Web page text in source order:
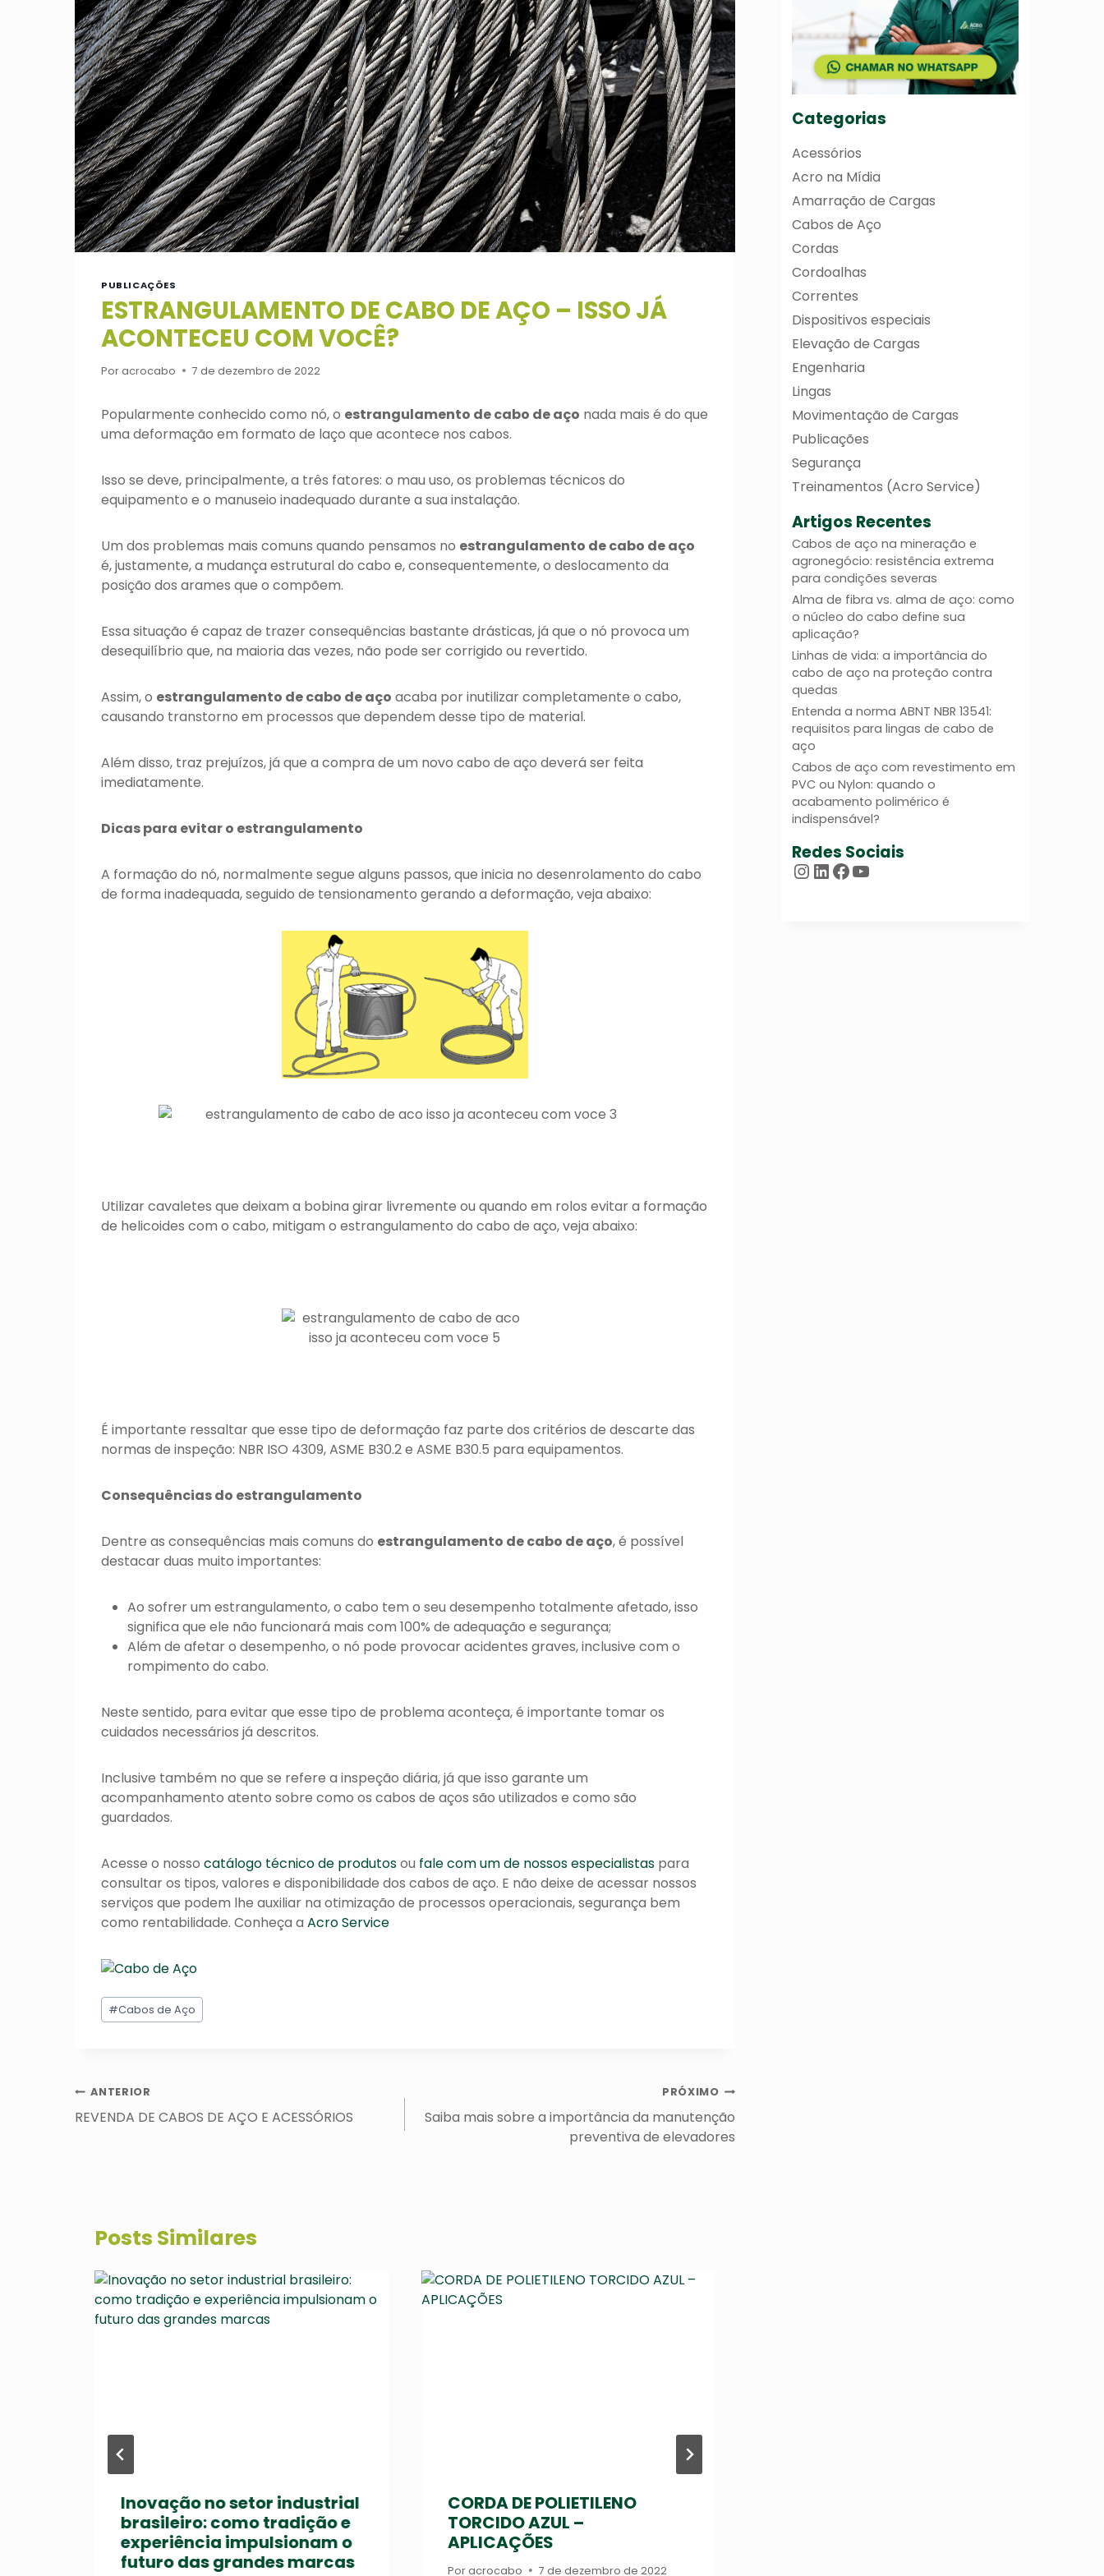
PUBLICAÇÕES
ESTRANGULAMENTO DE CABO DE AÇO – ISSO JÁ
ACONTECEU COM VOCÊ?
Poracrocabo 7 de dezembro de 2022
Popularmente conhecido como nó, o estrangulamento de cabo de aço nada mais é do que
uma deformação em formato de laço que acontece nos cabos.
Isso se deve, principalmente, a três fatores: o mau uso, os problemas técnicos do
equipamento e o manuseio inadequado durante a sua instalação.
Um dos problemas mais comuns quando pensamos no estrangulamento de cabo de aço
é, justamente, a mudança estrutural do cabo e, consequentemente, o deslocamento da
posição dos arames que o compõem.
Essa situação é capaz de trazer consequências bastante drásticas, já que o nó provoca um
desequilíbrio que, na maioria das vezes, não pode ser corrigido ou revertido.
Assim, o estrangulamento de cabo de aço acaba por inutilizar completamente o cabo,
causando transtorno em processos que dependem desse tipo de material.
Além disso, traz prejuízos, já que a compra de um novo cabo de aço deverá ser feita
imediatamente.
Dicas para evitar o estrangulamento
A formação do nó, normalmente segue alguns passos, que inicia no desenrolamento do cabo
de forma inadequada, seguido de tensionamento gerando a deformação, veja abaixo:
Utilizar cavaletes que deixam a bobina girar livremente ou quando em rolos evitar a formação
de helicoides com o cabo, mitigam o estrangulamento do cabo de aço, veja abaixo:
É importante ressaltar que esse tipo de deformação faz parte dos critérios de descarte das
normas de inspeção: NBR ISO 4309, ASME B30.2 e ASME B30.5 para equipamentos.
Consequências do estrangulamento
Dentre as consequências mais comuns do estrangulamento de cabo de aço, é possível
destacar duas muito importantes:
Ao sofrer um estrangulamento, o cabo tem o seu desempenho totalmente afetado, isso
significa que ele não funcionará mais com 100% de adequação e segurança;
Além de afetar o desempenho, o nó pode provocar acidentes graves, inclusive com o
rompimento do cabo.
Neste sentido, para evitar que esse tipo de problema aconteça, é importante tomar os
cuidados necessários já descritos.
Inclusive também no que se refere a inspeção diária, já que isso garante um
acompanhamento atento sobre como os cabos de aços são utilizados e como são
guardados.
Acesse o nossocatálogo técnico de produtosou fale com um de nossos especialistas para
consultar os tipos, valores e disponibilidade dos cabos de aço. E não deixe de acessar nossos
serviços que podem lhe auxiliar na otimização de processos operacionais, segurança bem
como rentabilidade. Conheça aAcro Service
Tags
do
#Cabos de Aço
Navegação
de
ANTERIOR
REVENDA DE CABOS DE AÇO E ACESSÓRIOS
PRÓXIMO
Saiba mais sobre a importância da manutenção
preventiva de elevadores
Posts Similares
Inovação no setor industrial
brasileiro: como tradição e
experiência impulsionam o
futuro das grandes marcas
CORDA DE POLIETILENO
TORCIDO AZUL –
APLICAÇÕES
Poracrocabo 7 de dezembro de 2022
Categorias
Acessórios
Acro na Mídia
Amarração de Cargas
Cabos de Aço
Cordas
Cordoalhas
Correntes
Dispositivos especiais
Elevação de Cargas
Engenharia
Lingas
Movimentação de Cargas
Publicações
Segurança
Treinamentos (Acro Service)
Artigos Recentes
Cabos de aço na mineração e
agronegócio: resistência extrema
para condições severas
Alma de fibra vs. alma de aço: como
o núcleo do cabo define sua
aplicação?
Linhas de vida: a importância do
cabo de aço na proteção contra
quedas
Entenda a norma ABNT NBR 13541:
requisitos para lingas de cabo de
aço
Cabos de aço com revestimento em
PVC ou Nylon: quando o
acabamento polimérico é
indispensável?
Redes Sociais
Instagram
LinkedIn
Facebook
Youtube